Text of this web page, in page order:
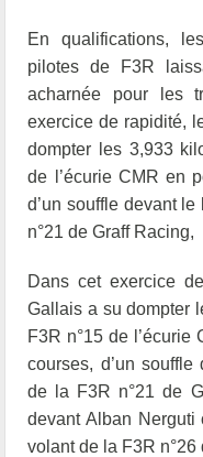
En qualifications,
pilotes de F3R
acharnée pour les
exercice de rapidité,
dompter les 3,933
de l’écurie CMR en
d’un souffle devant
n°21 de Graff Racing,
Dans cet exercice
Gallais a su dompter
F3R n°15 de
courses, d’un
de la F3R n°21 de
devant Alban
volant de la F3R